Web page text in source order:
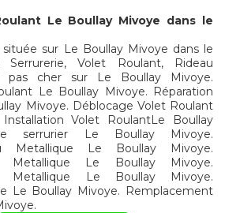
Le Boullay Mivoye dans le
sur Le Boullay Mivoye dans le
Volet Roulant, Rideau
pas cher sur Le Boullay Mivoye.
Le Boullay Mivoye. Réparation
Mivoye. Déblocage Volet Roulant
Volet RoulantLe Boullay
serrurier Le Boullay Mivoye.
Metallique Le Boullay Mivoye.
Metallique Le Boullay Mivoye.
Metallique Le Boullay Mivoye.
Le Boullay Mivoye. Remplacement